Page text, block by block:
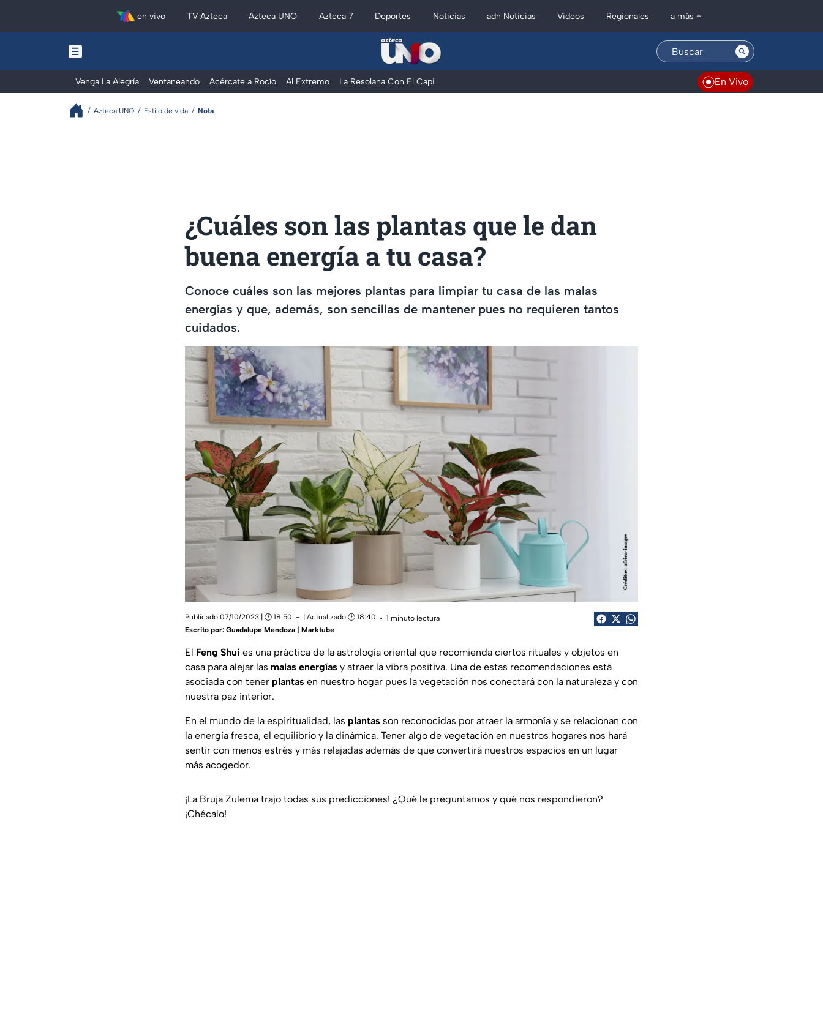
en vivo TV Azteca Azteca UNO Azteca 7 Deportes Noticias adn Noticias Videos Regionales a más +
Venga La Alegría Ventaneando Acércate a Rocío Al Extremo La Resolana Con El Capi En Vivo
Azteca UNO Estilo de vida Nota
¿Cuáles son las plantas que le dan
buena energía a tu casa?
Conoce cuáles son las mejores plantas para limpiar tu casa de las malas
energías y que, además, son sencillas de mantener pues no requieren tantos
cuidados.
Publicado 07/10/2023 | 🕑 18:50 | Actualizado 🕑 18:40
1 minuto lectura
Escrito por: Guadalupe Mendoza | Marktube
El Feng Shui es una práctica de la astrología oriental que recomienda ciertos rituales y objetos en
casa para alejar las malas energías y atraer la vibra positiva. Una de estas recomendaciones está
asociada con tener plantas en nuestro hogar pues la vegetación nos conectará con la naturaleza y con
nuestra paz interior.
En el mundo de la espiritualidad, las plantas son reconocidas por atraer la armonía y se relacionan con
la energía fresca, el equilibrio y la dinámica. Tener algo de vegetación en nuestros hogares nos hará
sentir con menos estrés y más relajadas además de que convertirá nuestros espacios en un lugar
más acogedor.
¡La Bruja Zulema trajo todas sus predicciones! ¿Qué le preguntamos y qué nos respondieron?
¡Chécalo!